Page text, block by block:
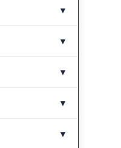
▼
▼
▼
▼
▼